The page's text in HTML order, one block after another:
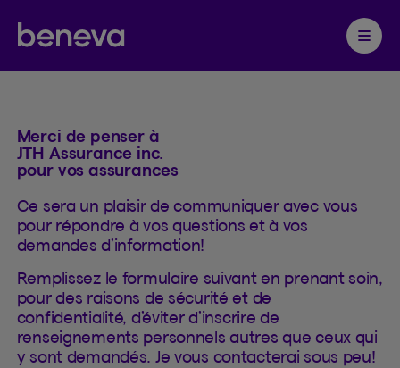
Partenaire Beneva
Ouvrir
Contacter
Merci de penser à
JTH Assurance inc.
pour vos assurances
Ce sera un plaisir de communiquer avec vous
pour répondre à vos questions et à vos
demandes d’information!
Remplissez le formulaire suivant en prenant soin,
pour des raisons de sécurité et de
confidentialité, d’éviter d’inscrire de
renseignements personnels autres que ceux qui
y sont demandés. Je vous contacterai sous peu!